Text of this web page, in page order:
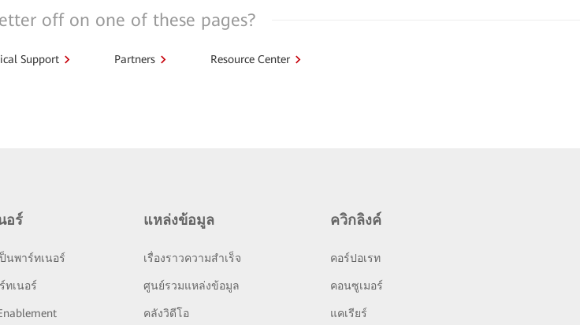
off on one of these pages?
Support Partners Resource Center
อร์
นพาร์ทเนอร์
ทเนอร์
แหล่งข้อมูล
เรื่องราวความสำเร็จ
ศูนย์รวมแหล่งข้อมูล
คลังวิดีโอ
ควิกลิงค์
คอร์ปอเรท
คอนซูเมอร์
แคเรียร์